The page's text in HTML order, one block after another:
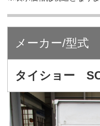
メーカー/型式
タイショー